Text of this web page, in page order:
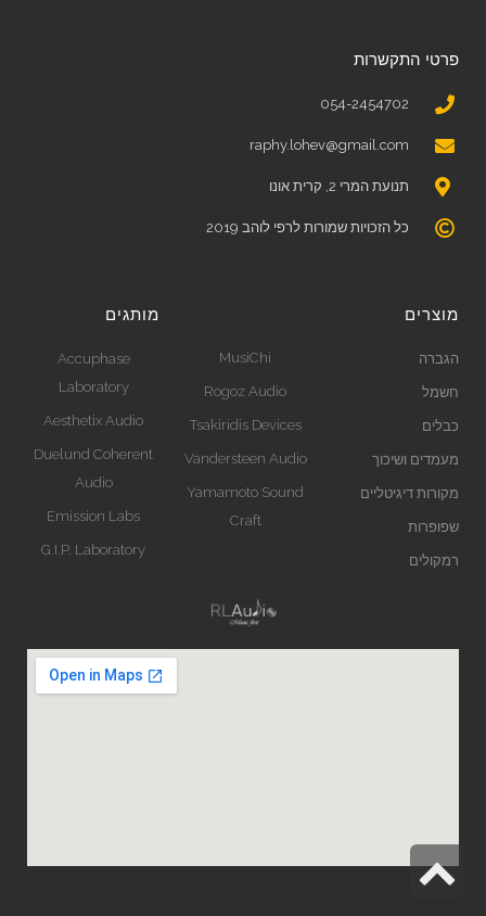
פרטי התקשרות
054-2454702
raphy.lohev@gmail.com
תנועת המרי 2, קרית אונו
כל הזכויות שמורות לרפי לוהב 2019
מוצרים
הגברה
חשמל
כבלים
מעמדים ושיכוך
מקורות דיגיטליים
שפופרות
רמקולים
MusiChi
Rogoz Audio
Tsakiridis Devices
Vandersteen Audio
Yamamoto Sound
Craft
מותגים
Accuphase
Laboratory
Aesthetix Audio
Duelund Coherent
Audio
Emission Labs
G.I.P. Laboratory
גלילה